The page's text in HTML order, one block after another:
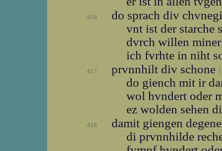
416
do sprach div
vnt ist der starche
dvrch willen
ich fvrhte in niht
417 prvnnhilt div schone |
do giench mit ir
wol hvndert oder
ez wolden sehen
418
damit giengen
di prvnnhilde